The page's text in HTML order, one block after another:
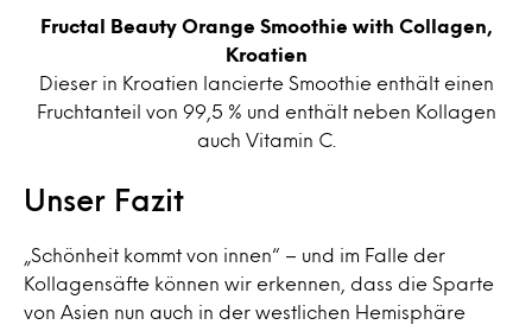
Fructal Beauty Orange Smoothie with Collagen,
Kroatien
Dieser in Kroatien lancierte Smoothie enthält einen
Fruchtanteil von 99,5 % und enthält neben Kollagen
auch Vitamin C.
Unser Fazit
„Schönheit kommt von innen“ – und im Falle der
Kollagensäfte können wir erkennen, dass die Sparte
von Asien nun auch in der westlichen Hemisphäre